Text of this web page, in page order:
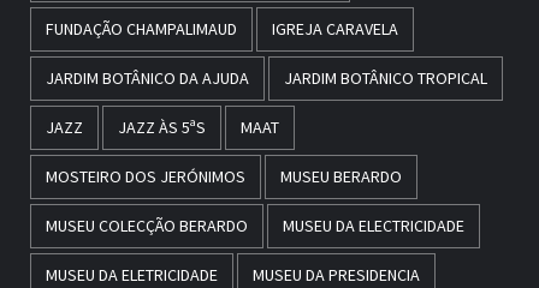
FUNDAÇÃO CHAMPALIMAUD IGREJA CARAVELA
JARDIM BOTÂNICO DA AJUDA JARDIM BOTÂNICO TROPICAL
JAZZ JAZZ ÀS 5ªS MAAT
MOSTEIRO DOS JERÓNIMOS MUSEU BERARDO
MUSEU COLECÇÃO BERARDO MUSEU DA ELECTRICIDADE
MUSEU DA ELETRICIDADE MUSEU DA PRESIDENCIA